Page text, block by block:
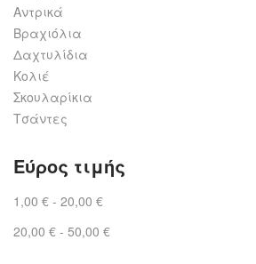
Αντρικά
Βραχιόλια
Δαχτυλίδια
Κολιέ
Σκουλαρίκια
Τσάντες
Εύρος τιμής
1,00 € - 20,00 €
20,00 € - 50,00 €